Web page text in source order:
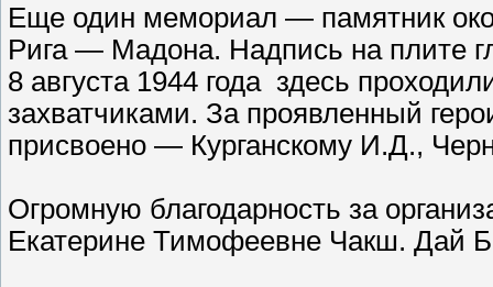
Еще один мемориал — памятник
Рига — Мадона. Надпись на плите
8 августа 1944 года здесь
захватчиками. За проявленный
присвоено — Курганскому И.Д.,
Огромную благодарность за
Екатерине Тимофеевне Чакш. Дай